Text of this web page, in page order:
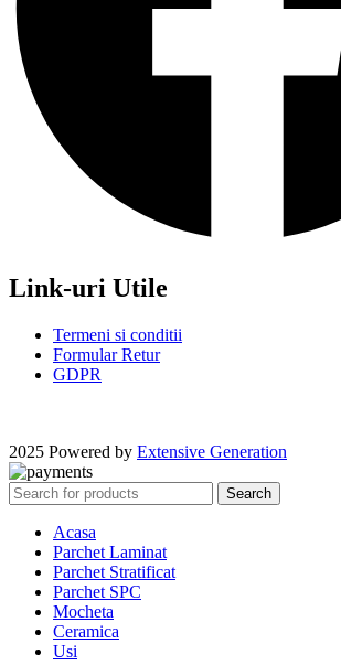
Link-uri Utile
Termeni si conditii
Formular Retur
GDPR
2025 Powered by Extensive Generation
Search
Acasa
Parchet Laminat
Parchet Stratificat
Parchet SPC
Mocheta
Ceramica
Usi